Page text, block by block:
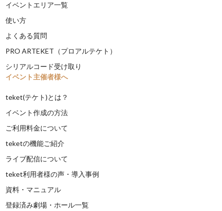
イベントエリア一覧
使い方
よくある質問
PRO ARTEKET（プロアルテケト）
シリアルコード受け取り
イベント主催者様へ
teket(テケト)とは？
イベント作成の方法
ご利用料金について
teketの機能ご紹介
ライブ配信について
teket利用者様の声・導入事例
資料・マニュアル
登録済み劇場・ホール一覧